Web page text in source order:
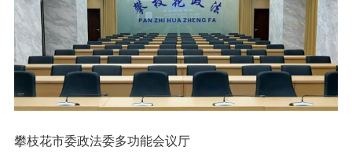
攀枝花市委政法委多功能会议厅